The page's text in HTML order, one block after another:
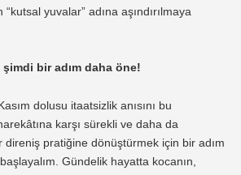
yuvalar” adına aşındırılmaya
bir adım daha öne!
dolusu itaatsizlik anısını bu
karşı sürekli ve daha da
direniş pratiğine dönüştürmek için bir adım
Gündelik hayatta kocanın,